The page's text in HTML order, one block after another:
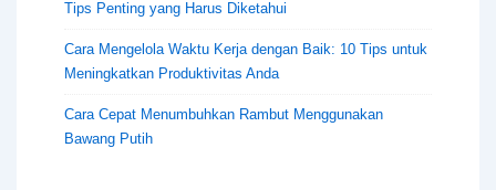
Tips Penting yang Harus Diketahui
Cara Mengelola Waktu Kerja dengan Baik: 10 Tips untuk
Meningkatkan Produktivitas Anda
Cara Cepat Menumbuhkan Rambut Menggunakan
Bawang Putih